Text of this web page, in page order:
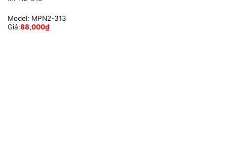
Model: MPN2-313
Giá:88,000₫